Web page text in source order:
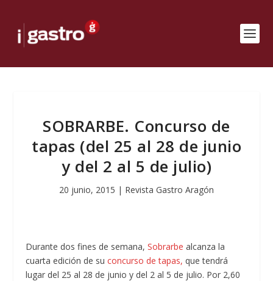
SOBRARBE. Concurso de
tapas (del 25 al 28 de junio
y del 2 al 5 de julio)
20 junio, 2015 | Revista Gastro Aragón
Durante dos fines de semana,Sobrarbe alcanza la
cuarta edición de suconcurso de tapas, que tendrá
lugar del 25 al 28 de junio y del 2 al 5 de julio. Por 2,60